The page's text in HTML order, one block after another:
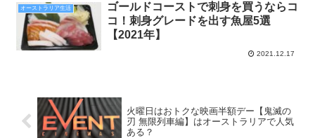
オーストラリア生活
ゴールドコーストで刺身を買うならコ
コ！刺身グレードを出す魚屋5選
【2021年】
2021.12.17
火曜日はおトクな映画半額デー【鬼滅の
刃 無限列車編】はオーストラリアで人気
ある？